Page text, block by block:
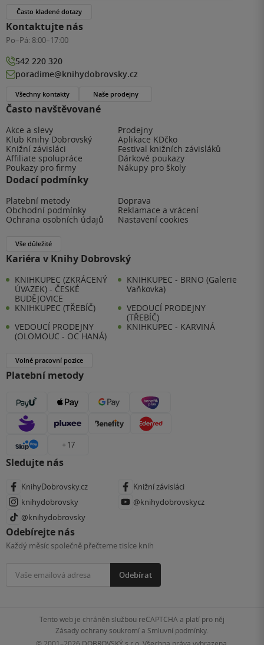
Často navštěvované
Akce a slevy
Prodejny
Klub Knihy Dobrovský
Aplikace KDčko
Knižní závisláci
Festival knižních závisláků
Affiliate spolupráce
Dárkové poukazy
Poukazy pro firmy
Nákupy pro školy
Dodací podmínky
Platební metody
Doprava
Obchodní podmínky
Reklamace a vrácení
Ochrana osobních údajů
Nastavení cookies
Vše důležité
Kariéra v Knihy Dobrovský
KNIHKUPEC (ZKRÁCENÝ
ÚVAZEK) - ČESKÉ
BUDĚJOVICE
KNIHKUPEC - BRNO (Galerie
Vaňkovka)
KNIHKUPEC (TŘEBÍČ)
VEDOUCÍ PRODEJNY
(TŘEBÍČ)
VEDOUCÍ PRODEJNY
(OLOMOUC - OC HANÁ)
KNIHKUPEC - KARVINÁ
Volné pracovní pozice
Platební metody
+ 17
Sledujte nás
KnihyDobrovsky.cz
Knižní závisláci
knihydobrovsky
@knihydobrovskycz
@knihydobrovsky
Odebírejte nás
Každý měsíc společně přečteme tisíce knih
Odebírat
Často kladené dotazy
Kontaktujte nás
Po–Pá: 8:00–17:00
542 220 320
poradime@knihydobrovsky.cz
Všechny kontakty Naše prodejny
Tento web je chráněn službou reCAPTCHA a platí pro něj
Zásady ochrany soukromía Smluvní podmínky